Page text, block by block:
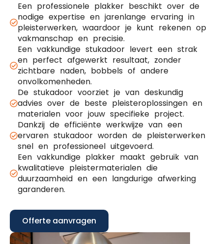
Een professionele plakker beschikt over de
nodige expertise en jarenlange ervaring in
pleisterwerken, waardoor je kunt rekenen op
vakmanschap en precisie.
Een vakkundige stukadoor levert een strak
en perfect afgewerkt resultaat, zonder
zichtbare naden, bobbels of andere
onvolkomenheden.
De stukadoor voorziet je van deskundig
advies over de beste pleisteroplossingen en
materialen voor jouw specifieke project.
Dankzij de efficiënte werkwijze van een
ervaren stukadoor worden de pleisterwerken
snel en professioneel uitgevoerd.
Een vakkundige plakker maakt gebruik van
kwalitatieve pleistermaterialen die
duurzaamheid en een langdurige afwerking
garanderen.
Offerte aanvragen